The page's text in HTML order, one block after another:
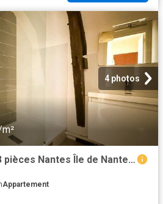
4 photos
Vente appartement 3 pièces Nantes Île de Nantes 44
Appartement